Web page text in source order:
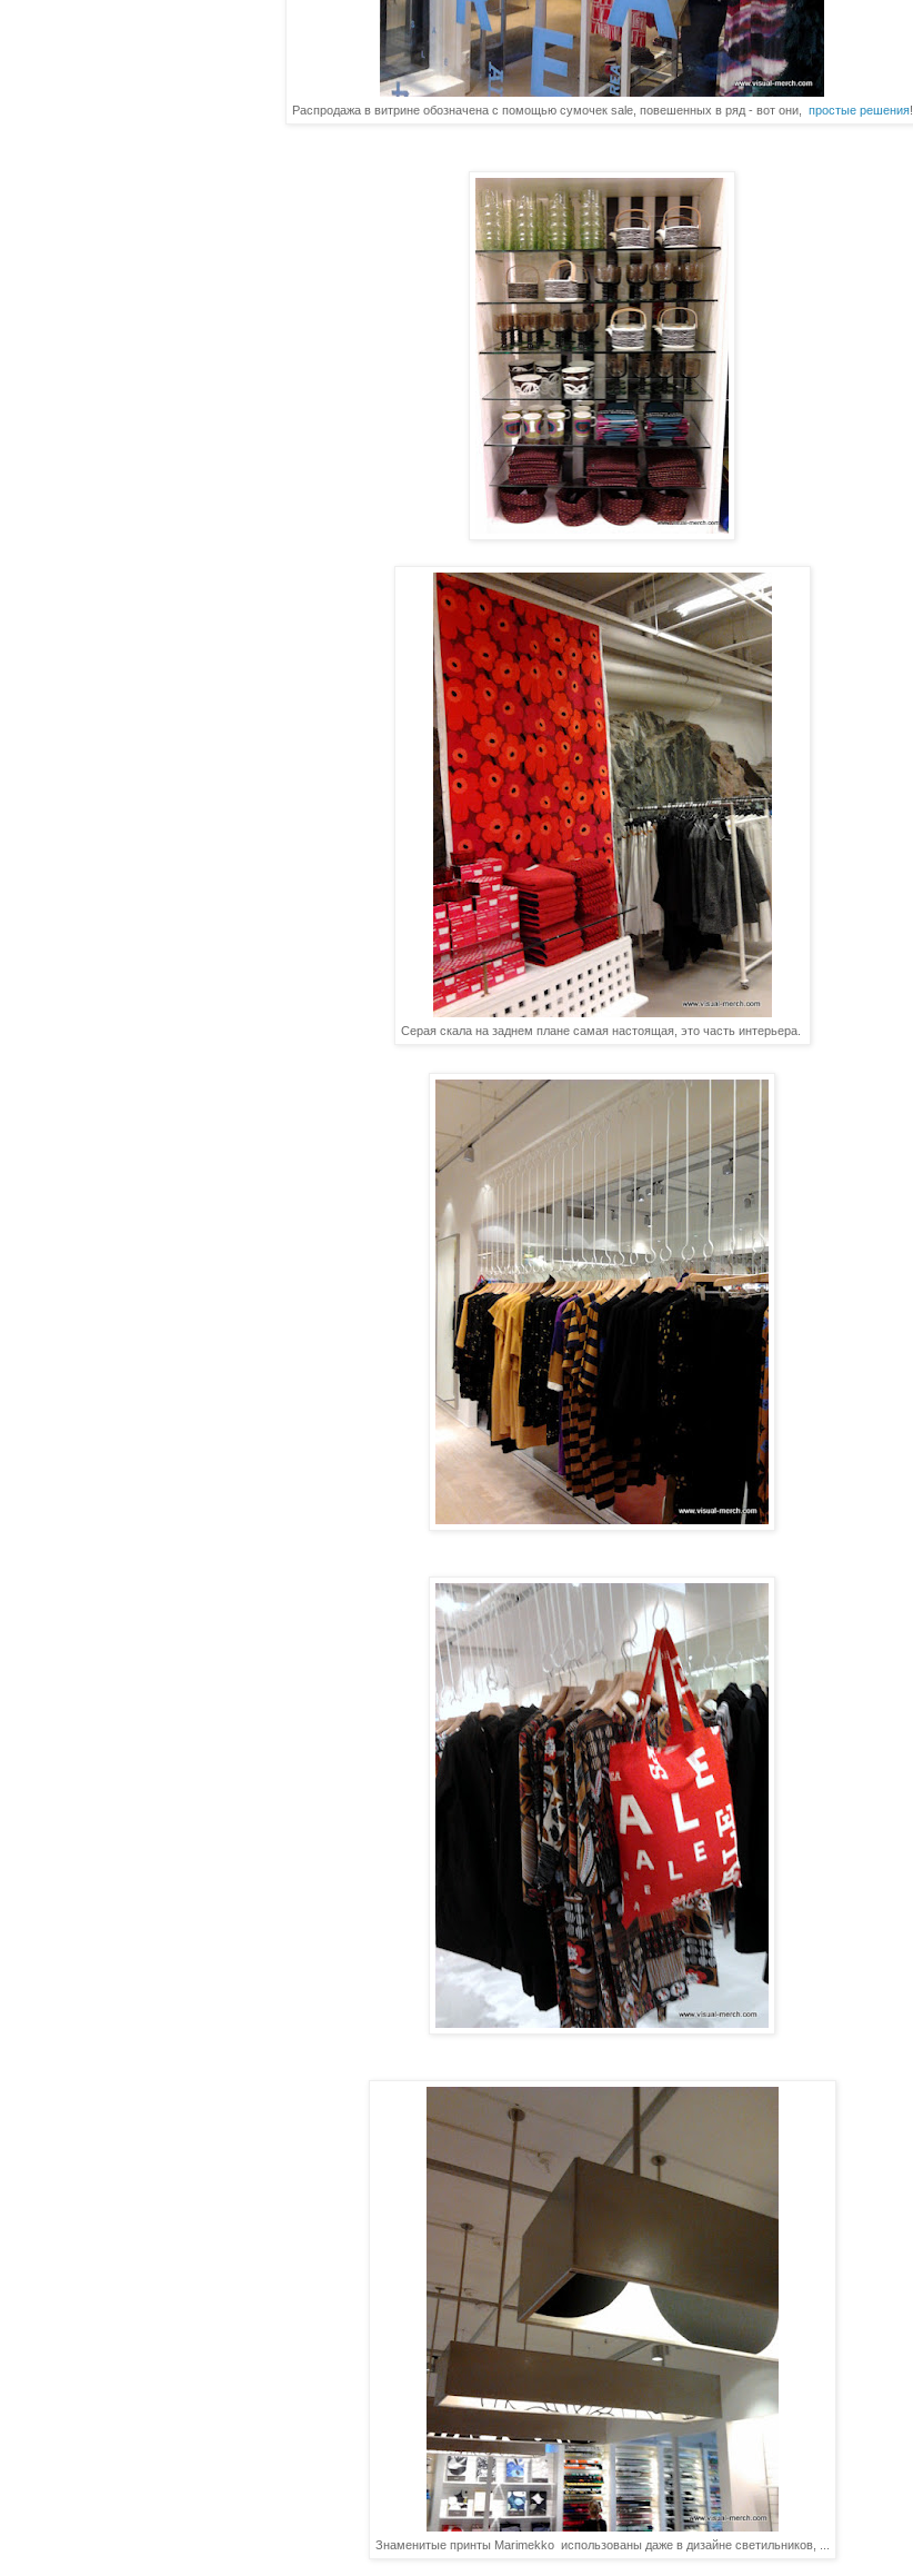
Распродажа в витрине обозначена с помощью сумочек sale, повешенных в ряд - вот они, простые решения!
Серая скала на заднем плане самая настоящая, это часть интерьера.
Знаменитые принты Marimekko использованы даже в дизайне светильников, ...